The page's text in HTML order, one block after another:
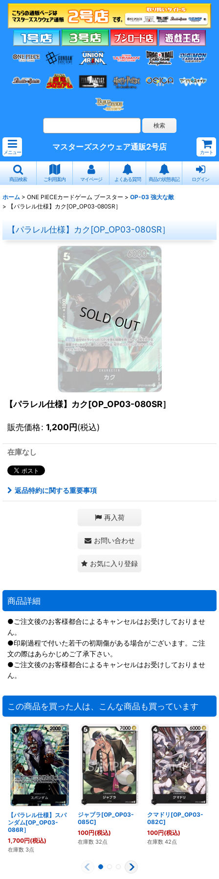
メニュー
マスターズスクウェア通販2号店
カート
商品検索 ご利用案内 マイページ よくある質問 商品の状態表記 ログイン
ホーム > ONE PIECEカードゲーム ブースター > OP-03 強大な敵
>
【パラレル仕様】カク[OP_OP03-080SR］
【パラレル仕様】カク[OP_OP03-080SR］
【パラレル仕様】カク[OP_OP03-080SR］
販売価格: 1,200円(税込)
在庫なし
返品特約に関する重要事項
再入荷
お問い合わせ
お気に入り登録
商品詳細
●ご注文後のお客様都合によるキャンセルはお受けしておりませ
ん。
●印刷過程で付いた若干の初期傷がある場合がございます。ご注
文の際はあらかじめご了承下さい。
●ご注文後のお客様都合によるキャンセルはお受けしておりませ
ん。
この商品を買った人は、こんな商品も買っています
【パラレル仕様】スパ
ンダム[OP_OP03-
086R］
1,700円(税込)
在庫数 3点
ジャブラ[OP_OP03-
085C]
100円(税込)
在庫数 32点
クマドリ[OP_OP03-
082C]
100円(税込)
在庫数 42点